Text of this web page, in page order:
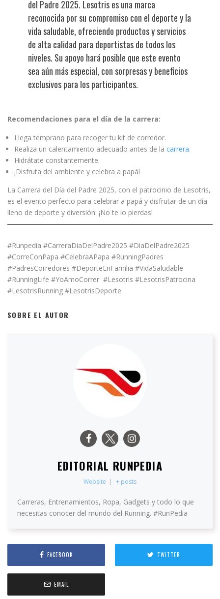
del Padre 2025. Lesotris es una marca
reconocida por su compromiso con el deporte y la
vida saludable, ofreciendo productos y servicios
de alta calidad para deportistas de todos los
niveles. Su apoyo hará posible que este evento
sea aún más especial, con sorpresas y beneficios
exclusivos para los participantes.
Recomendaciones para el día de la carrera:
Llega temprano para recoger tu kit de corredor.
Realiza un calentamiento adecuado antes de la carrera.
Hidrátate constantemente.
¡Disfruta del ambiente y celebra a papá!
La Carrera del Día del Padre 2025, con el patrocinio de Lesotris,
es el evento perfecto para celebrar a papá y disfrutar de un día
lleno de deporte y diversión. ¡No te lo pierdas!
#Runpedia #CarreraDiaDelPadre2025 #DiaDelPadre2025
#CorreConPapa #CelebraAPapa #RunningPadres
#PadresCorredores #DeporteEnFamilia #VidaSaludable
#RunningLife #YoAmoCorrer #Lesotris #LesotrisPatrocina
#LesotrisRunning #LesotrisDeporte
SOBRE EL AUTOR
EDITORIAL RUNPEDIA
Website | + posts
Carreras, Entrenamientos, Ropa, Gadgets y todo lo que
necesitas conocer del mundo del Running. #RunPedia
FACEBOOK TWITTER
EMAIL